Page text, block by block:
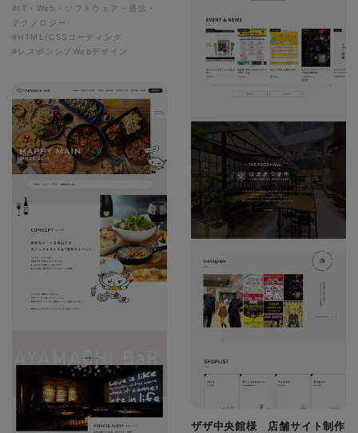
#IT・Web・ソフトウェア・通信・
テクノロジー
#HTML/CSSコーディング
#レスポンシブWebデザイン
ザザ中央館様 店舗サイト制作